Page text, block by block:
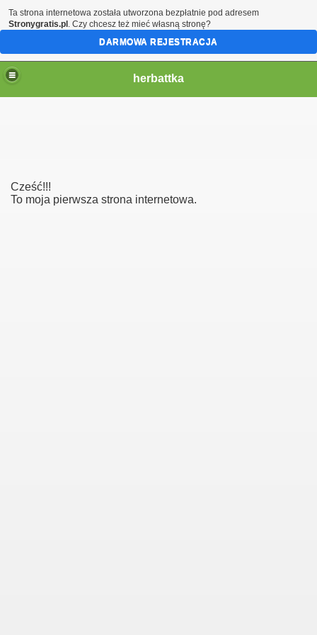
herbattka
Cześć!!!
To moja pierwsza strona internetowa.
Ta strona internetowa została utworzona bezpłatnie pod adresem
Stronygratis.pl . Czy chcesz też mieć własną stronę?
DARMOWA REJESTRACJA